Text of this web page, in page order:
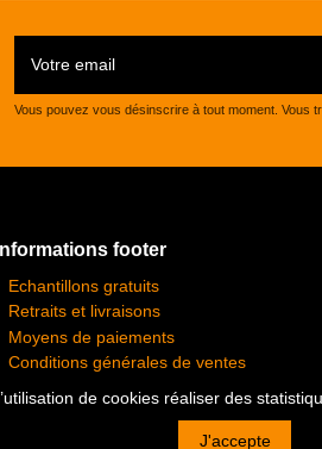
Vous pouvez vous désinscrire à tout moment. Vous
Informations footer
Echantillons gratuits
Retraits et livraisons
Moyens de paiements
Conditions générales de ventes
Plan du sitede cookies réaliser des
J'accepte